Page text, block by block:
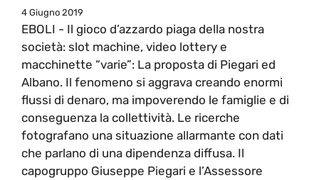
4 Giugno 2019
EBOLI - Il gioco d’azzardo piaga della nostra
società: slot machine, video lottery e
macchinette “varie”: La proposta di Piegari ed
Albano. Il fenomeno si aggrava creando enormi
flussi di denaro, ma impoverendo le famiglie e di
conseguenza la collettività. Le ricerche
fotografano una situazione allarmante con dati
che parlano di una dipendenza diffusa. Il
capogruppo Giuseppe Piegari e l’Assessore